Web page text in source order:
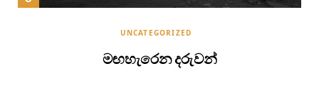
UNCATEGORIZED
මඟහැරෙන දරුවන්